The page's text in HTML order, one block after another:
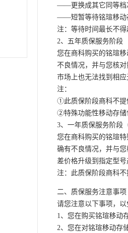
——更换成其它同等档
——短暂等待铭瑄移动
注：等待时间最长不得
2、五年质保服务阶段
您在商科购买的铭瑄
不良情况，并与您核
市场上也无法找到相
注：
①此质保阶段商科不提
②特殊功能性移动存储
3、一年质保服务阶段
您在商科购买的铭瑄
确有不良情况，并与
差价格升级到指定型号
注：此质保阶段商科
二、质保服务注意事项
请您注意以下事项，以
1、您在购买铭瑄移动
2、您在对铭瑄移动存